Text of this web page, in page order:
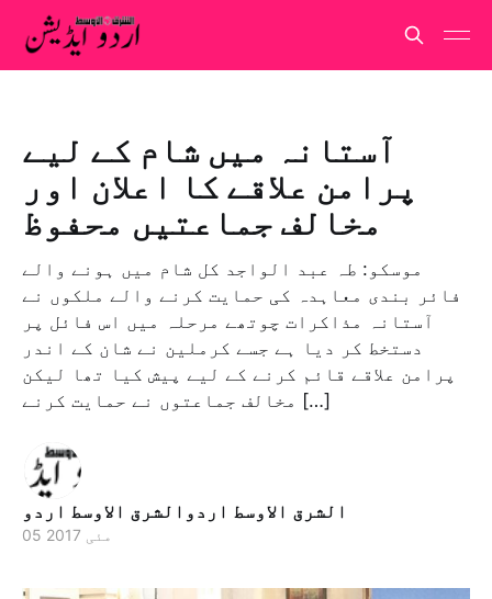
آستانہ میں شام کے لیے
پرامن علاقے کا اعلان اور
مخالف جماعتیں محفوظ
موسکو: طہ عبد الواجد کل شام میں ہونے والے
فائر بندی معاہدہ کی حمایت کرنے والے ملکوں نے
آستانہ مذاکرات چوتھے مرحلہ میں اس فائل پر
دستخط کر دیا ہے جسے کرملین نے شان کے اندر
پرامن علاقے قائم کرنے کے لیے پیش کیا تھا لیکن
مخالف جماعتوں نے حمایت کرنے […]
الشرق الاوسط اردوالشرق الاوسط اردو
05 مئی 2017